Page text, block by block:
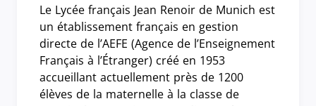
Le Lycée français Jean Renoir de Munich est
un établissement français en gestion
directe de l’AEFE (Agence de l’Enseignement
Français à l’Étranger) créé en 1953
accueillant actuellement près de 1200
élèves de la maternelle à la classe de